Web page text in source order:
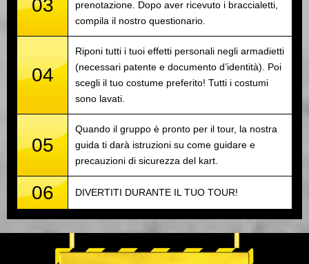
03
prenotazione. Dopo aver ricevuto i braccialetti,
compila il nostro questionario.
04
Riponi tutti i tuoi effetti personali negli armadietti
(necessari patente e documento d’identità). Poi
scegli il tuo costume preferito! Tutti i costumi
sono lavati.
05
Quando il gruppo è pronto per il tour, la nostra
guida ti darà istruzioni su come guidare e
precauzioni di sicurezza del kart.
06 DIVERTITI DURANTE IL TUO TOUR!